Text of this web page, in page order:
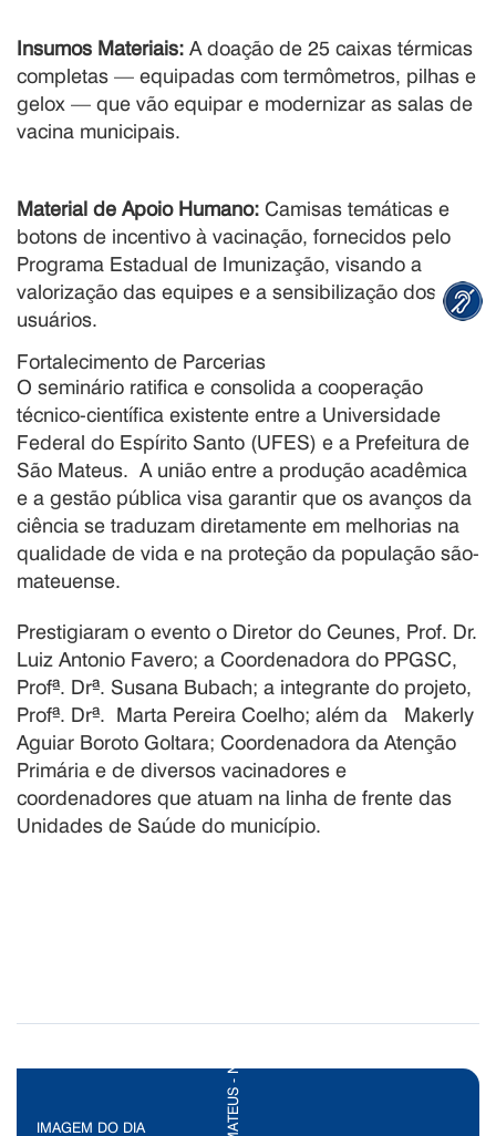
Insumos Materiais: A doação de 25 caixas térmicas
completas — equipadas com termômetros, pilhas e
gelox — que vão equipar e modernizar as salas de
vacina municipais.
Material de Apoio Humano: Camisas temáticas e
botons de incentivo à vacinação, fornecidos pelo
Programa Estadual de Imunização, visando a
valorização das equipes e a sensibilização dos
usuários.
Fortalecimento de Parcerias
O seminário ratifica e consolida a cooperação
técnico-científica existente entre a Universidade
Federal do Espírito Santo (UFES) e a Prefeitura de
São Mateus. A união entre a produção acadêmica
e a gestão pública visa garantir que os avanços da
ciência se traduzam diretamente em melhorias na
qualidade de vida e na proteção da população são-
mateuense.
Prestigiaram o evento o Diretor do Ceunes, Prof. Dr.
Luiz Antonio Favero; a Coordenadora do PPGSC,
Profª. Drª. Susana Bubach; a integrante do projeto,
Profª. Drª. Marta Pereira Coelho; além da Makerly
Aguiar Boroto Goltara; Coordenadora da Atenção
Primária e de diversos vacinadores e
coordenadores que atuam na linha de frente das
Unidades de Saúde do município.
IMAGEM DO DIA